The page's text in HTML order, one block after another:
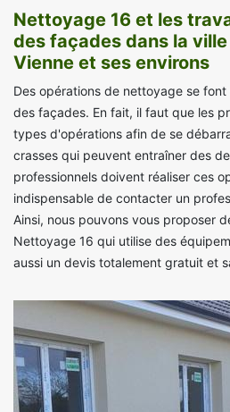
Nettoyage 16 et les
des façades dans la
Vienne et ses environs
Des opérations de nettoyage se
des façades. En fait, il faut que les
types d'opérations afin de se
crasses qui peuvent entraîner des
professionnels doivent réaliser ces
indispensable de contacter un
Ainsi, nous pouvons vous proposer
Nettoyage 16 qui utilise des
aussi un devis totalement gratuit et